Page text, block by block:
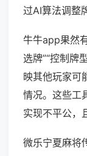
过AI算法调整
牛牛app果然
选牌”“控制牌
映其他玩家可
情况。这些工
实现不平公，
微乐宁夏麻将